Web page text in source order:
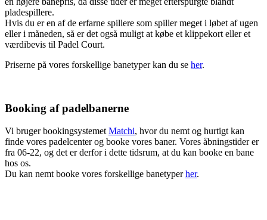
pladespillere.
Hvis du er en af de erfarne spillere som spiller meget i løbet af ugen
eller i måneden, så er det også muligt at købe et klippekort eller et
værdibevis til Padel Court.
Priserne på vores forskellige banetyper kan du se her.
Booking af padelbanerne
Vi bruger bookingsystemetMatchi, hvor du nemt og hurtigt kan
finde vores padelcenter og booke vores baner. Vores åbningstider er
fra 06-22, og det er derfor i dette tidsrum, at du kan booke en bane
hos os.
Du kan nemt booke vores forskellige banetyperher.